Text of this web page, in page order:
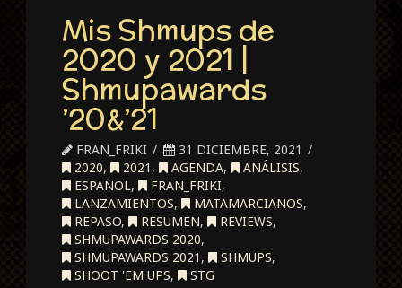
Mis Shmups de
2020 y 2021 |
Shmupawards
’20&’21
FRAN_FRIKI
31 DICIEMBRE, 2021
2020, 2021 , AGENDA, ANÁLISIS,
ESPAÑOL, FRAN_FRIKI,
LANZAMIENTOS, MATAMARCIANOS,
REPASO, RESUMEN, REVIEWS,
SHMUPAWARDS 2020,
SHMUPAWARDS 2021 , SHMUPS,
SHOOT 'EM UPS, STG